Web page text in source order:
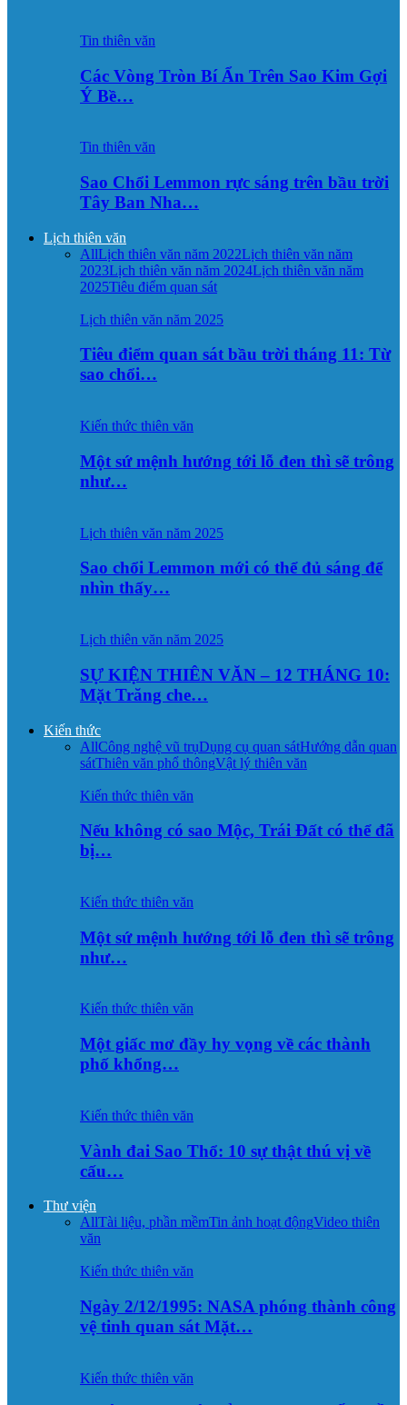
Tin thiên văn
Các Vòng Tròn Bí Ẩn Trên Sao Kim Gợi
Ý Bề…
Tin thiên văn
Sao Chổi Lemmon rực sáng trên bầu trời
Tây Ban Nha…
Lịch thiên văn
AllLịch thiên văn năm 2022Lịch thiên văn năm
2023Lịch thiên văn năm 2024Lịch thiên văn năm
2025Tiêu điểm quan sát
Lịch thiên văn năm 2025
Tiêu điểm quan sát bầu trời tháng 11: Từ
sao chổi…
Kiến thức thiên văn
Một sứ mệnh hướng tới lỗ đen thì sẽ trông
như…
Lịch thiên văn năm 2025
Sao chổi Lemmon mới có thể đủ sáng để
nhìn thấy…
Lịch thiên văn năm 2025
SỰ KIỆN THIÊN VĂN – 12 THÁNG 10:
Mặt Trăng che…
Kiến thức
AllCông nghệ vũ trụDụng cụ quan sátHướng dẫn quan
sátThiên văn phổ thôngVật lý thiên văn
Kiến thức thiên văn
Nếu không có sao Mộc, Trái Đất có thể đã
bị…
Kiến thức thiên văn
Một sứ mệnh hướng tới lỗ đen thì sẽ trông
như…
Kiến thức thiên văn
Một giấc mơ đầy hy vọng về các thành
phố khổng…
Kiến thức thiên văn
Vành đai Sao Thổ: 10 sự thật thú vị về
cấu…
Thư viện
AllTài liệu, phần mềmTin ảnh hoạt độngVideo thiên
văn
Kiến thức thiên văn
Ngày 2/12/1995: NASA phóng thành công
vệ tinh quan sát Mặt…
Kiến thức thiên văn